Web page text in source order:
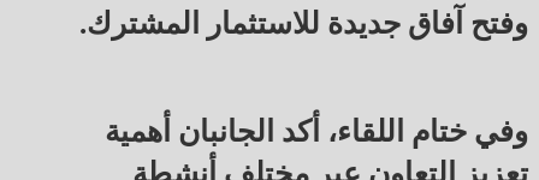
وفتح آفاق جديدة للاستثمار المشترك.
وفي ختام اللقاء، أكد الجانبان أهمية